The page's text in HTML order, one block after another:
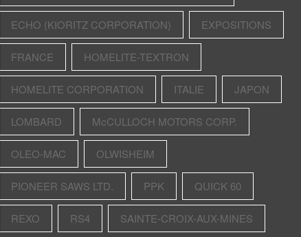
ECHO (KIORITZ CORPORATION) EXPOSITIONS
FRANCE HOMELITE-TEXTRON
HOMELITE CORPORATION ITALIE JAPON
LOMBARD McCULLOCH MOTORS CORP.
OLEO-MAC OLWISHEIM
PIONEER SAWS LTD. PPK QUICK 60
REXO RS4 SAINTE-CROIX-AUX-MINES